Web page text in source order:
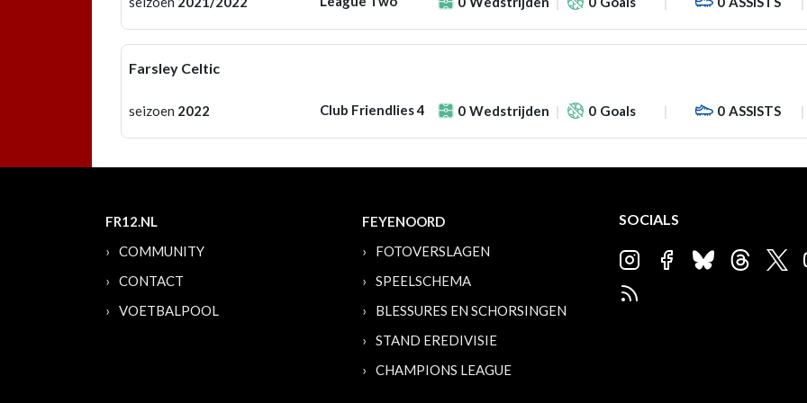
Farsley Celtic
seizoen 2022 Club Friendlies 4 0 Wedstrijden 0 Goals 0 ASSISTS
FR12.NL
COMMUNITY
CONTACT
VOETBALPOOL
FEYENOORD
FOTOVERSLAGEN
SPEELSCHEMA
BLESSURES EN SCHORSINGEN
STAND EREDIVISIE
CHAMPIONS LEAGUE
SOCIALS